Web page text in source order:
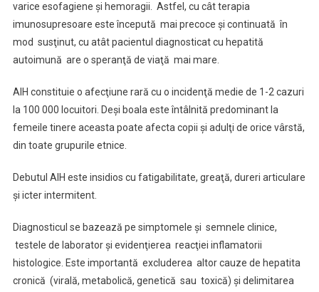
varice esofagiene şi hemoragii. Astfel, cu cât terapia
imunosupresoare este începută mai precoce şi continuată în
mod susţinut, cu atât pacientul diagnosticat cu hepatită
autoimună are o speranţă de viaţă mai mare.
AIH constituie o afecţiune rară cu o incidenţă medie de 1-2 cazuri
la 100 000 locuitori. Deşi boala este întâlnită predominant la
femeile tinere aceasta poate afecta copii şi adulţi de orice vârstă,
din toate grupurile etnice.
Debutul AIH este insidios cu fatigabilitate, greaţă, dureri articulare
şi icter intermitent.
Diagnosticul se bazează pe simptomele şi semnele clinice,
testele de laborator şi evidenţierea reacţiei inflamatorii
histologice. Este importantă excluderea altor cauze de hepatita
cronică (virală, metabolică, genetică sau toxică) şi delimitarea